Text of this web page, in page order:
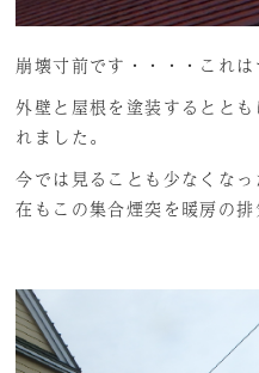
崩壊寸前です・・・・これは
外壁と屋根を塗装するとと
れました。
今では見ることも少なくな
在もこの集合煙突を暖房の排